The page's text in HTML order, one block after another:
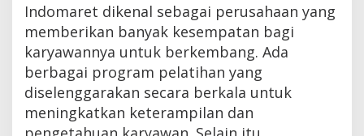
Indomaret dikenal sebagai perusahaan yang
memberikan banyak kesempatan bagi
karyawannya untuk berkembang. Ada
berbagai program pelatihan yang
diselenggarakan secara berkala untuk
meningkatkan keterampilan dan